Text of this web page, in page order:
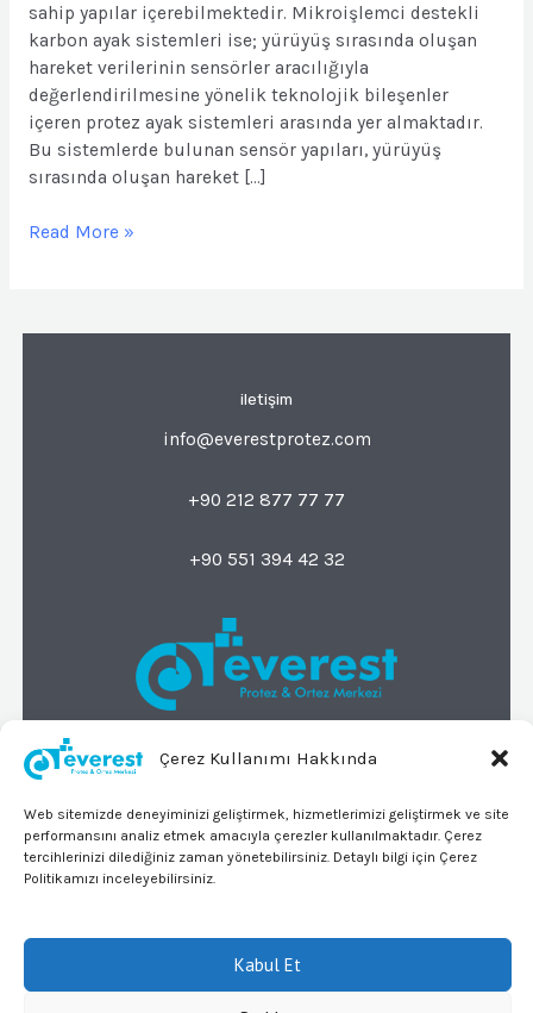
Çerez Kullanımı Hakkında
Web sitemizde deneyiminizi geliştirmek, hizmetlerimizi geliştirmek ve site
performansını analiz etmek amacıyla çerezler kullanılmaktadır. Çerez
tercihlerinizi dilediğiniz zaman yönetebilirsiniz. Detaylı bilgi için Çerez
Politikamızı inceleyebilirsiniz.
Kabul Et
sahip yapılar içerebilmektedir. Mikroişlemci destekli
karbon ayak sistemleri ise; yürüyüş sırasında oluşan
hareket verilerinin sensörler aracılığıyla
değerlendirilmesine yönelik teknolojik bileşenler
içeren protez ayak sistemleri arasında yer almaktadır.
Bu sistemlerde bulunan sensör yapıları, yürüyüş
sırasında oluşan hareket […]
Read More »
iletişim
info@everestprotez.com
+90 212 877 77 77
+90 551 394 42 32
© 2026 Everest Protez Ortez Merkezi
KVKK
adres
No:24/A